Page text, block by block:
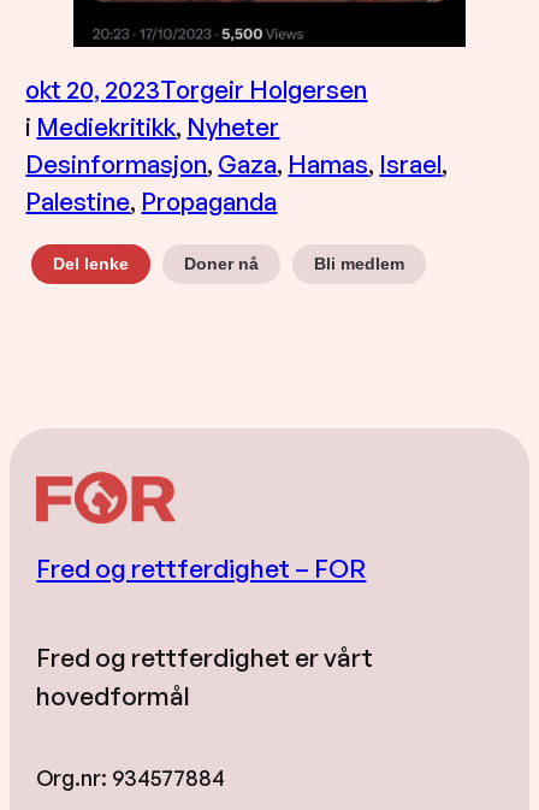
okt 20, 2023Torgeir Holgersen
i Mediekritikk, Nyheter
Desinformasjon, Gaza, Hamas, Israel
Palestine, Propaganda
Del lenke Doner nå Bli medlem
Fred og rettferdighet – FOR
Fred og rettferdighet er vårt
hovedformål
Org.nr: 934577884